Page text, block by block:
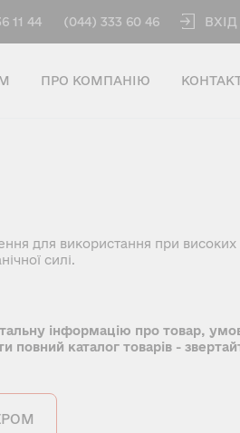
11 44 (044) 333 60 46
ПРО КОМПАНІЮ
для використання при високих
силі.
інформацію про товар,
повний каталог товарів -